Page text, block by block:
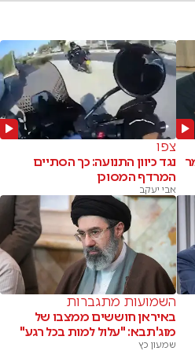
צפו
נגד כיוון התנועה: כך הסתיים
המרדף המסוכן
אבי יעקב
השמועות מתגברות
באיראן חוששים ממצבו של
מוג'תבא: "עלול למות בכל רגע"
שמעון כץ